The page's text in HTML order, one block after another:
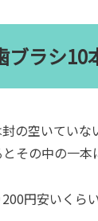
ブラシ
の空いていな
その中の一
円安いくら